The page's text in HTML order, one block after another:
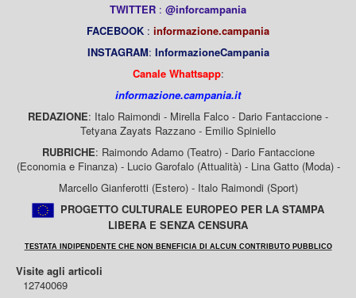
TWITTER : @inforcampania
FACEBOOK : informazione.campania
INSTAGRAM: InformazioneCampania
Canale Whattsapp:
informazione.campania.it
REDAZIONE: Italo Raimondi - Mirella Falco - Dario Fantaccione -
Tetyana Zayats Razzano - Emilio Spiniello
RUBRICHE: Raimondo Adamo (Teatro) - Dario Fantaccione
(Economia e Finanza) - Lucio Garofalo (Attualità) - Lina Gatto (Moda) -
Marcello Gianferotti (Estero) - Italo Raimondi (Sport)
PROGETTO CULTURALE EUROPEO PER LA STAMPA
LIBERA E SENZA CENSURA
TESTATA INDIPENDENTE CHE NON BENEFICIA DI ALCUN CONTRIBUTO PUBBLICO
Visite agli articoli
12740069